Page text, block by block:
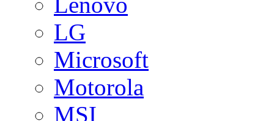
LG
Microsoft
Motorola
MSI